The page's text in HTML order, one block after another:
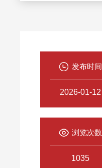
发布时间
2026-01-12
浏览次数
1035